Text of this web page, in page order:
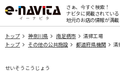
さぁ、今すぐ検索！
ナビタに掲載されている
地元のお店の情報が満載
トップ 神奈川県 南足柄市
清掃工場
トップ
その他の公共施設 都道府県機関 清
せいそうこうじょう